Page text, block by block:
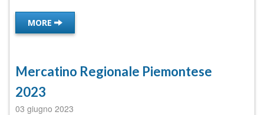
MORE
Mercatino Regionale Piemontese
2023
03 giugno 2023